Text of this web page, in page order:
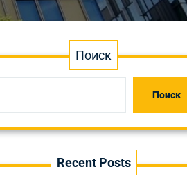
Поиск
Поиск
Recent Posts